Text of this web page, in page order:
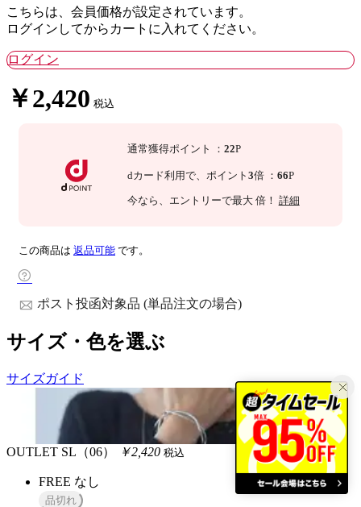
こちらは、会員価格が設定されています。
ログインしてからカートに入れてください。
ログイン
￥2,420 税込
通常獲得ポイント ： 22P
dカード利用で、 ポイント 3倍 ： 66P
今なら 、エントリーで最大 倍！ 詳細
この商品は 返品可能 です。
ポスト投函対象品 (単品注文の場合)
サイズ・色を選ぶ
サイズガイド
OUTLET SL（06） ￥2,420 税込
FREE なし
品切れ